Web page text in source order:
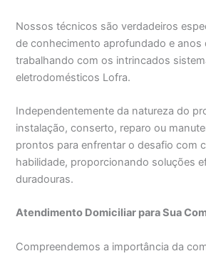
Nossos técnicos são verdadeiros
de conhecimento aprofundado e anos
trabalhando com os intrincados
eletrodomésticos Lofra.
Independentemente da natureza do
instalação, conserto, reparo ou
prontos para enfrentar o desafio com
habilidade, proporcionando soluções
duradouras.
Atendimento Domiciliar para Sua
Compreendemos a importância da